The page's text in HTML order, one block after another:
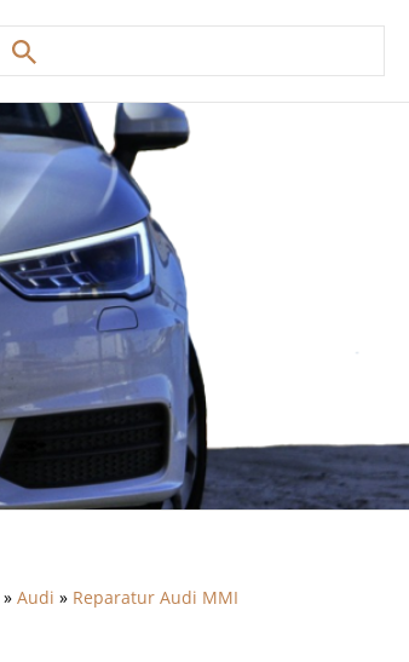
» Audi » Reparatur Audi MMI